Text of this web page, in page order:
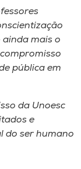
mais o
pública em
da Unoesc
e
do ser humano